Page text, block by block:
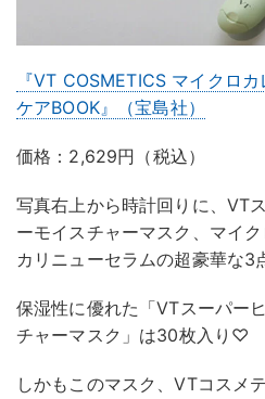
『VT COSMETICS マイクロ
ケアBOOK』（宝島社）
価格：2,629円（税込）
写真右上から時計回りに、VT
ーモイスチャーマスク、マイ
カリニューセラムの超豪華な
保湿性に優れた「VTスーパー
チャーマスク」は30枚入り♡
しかもこのマスク、VTコスメ